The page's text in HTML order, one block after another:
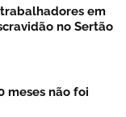
em
no Sertão
meses não foi